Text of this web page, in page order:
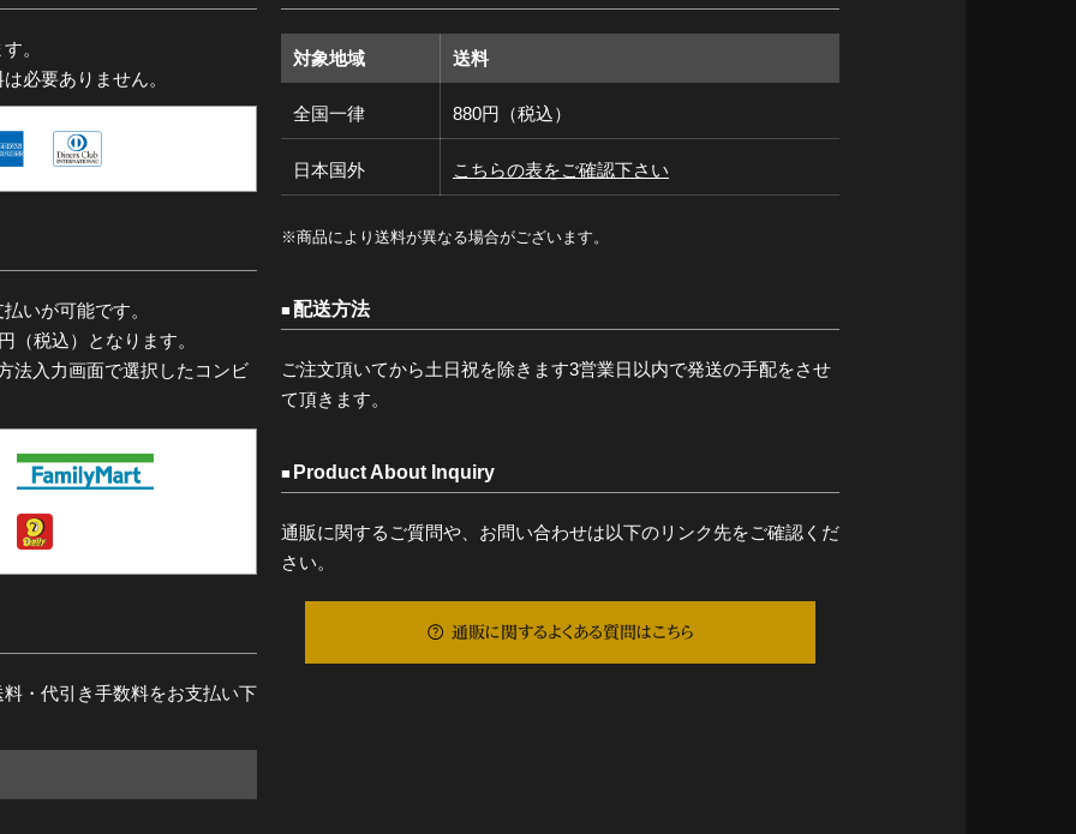
。
必要ありません。
いが可能です。
（税込）となります。
法入力画面で選択したコンビ
・代引き手数料をお支払い下
対象地域 送料
全国一律 880円（税込）
日本国外 こちらの表をご確認下さい
※商品により送料が異なる場合がございます。
配送方法
ご注文頂いてから土日祝を除きます3営業日以内で発送の手配をさせ
て頂きます。
Product About Inquiry
通販に関するご質問や、お問い合わせは以下のリンク先をご確認くだ
さい。
通販に関するよくある質問はこちら